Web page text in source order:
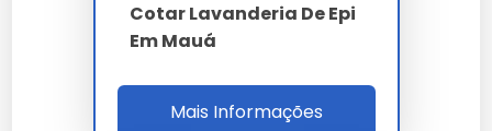
suporte completo na escolha do preço lavanderia de
epi em mauá ideal para sua aplicação.
Perguntas Frequentes
Cotar Lavanderia De Epi
Em Mauá
Mais Informações